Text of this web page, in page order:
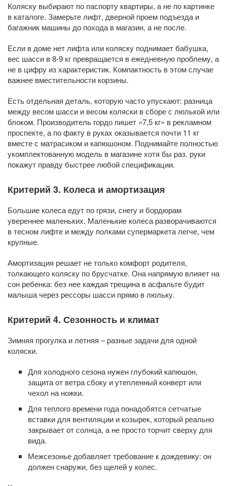
Коляску выбирают по паспорту квартиры, а не по картинке
в каталоге. Замерьте лифт, дверной проем подъезда и
багажник машины до похода в магазин, а не после.
Если в доме нет лифта или коляску поднимает бабушка,
вес шасси в 8-9 кг превращается в ежедневную проблему, а
не в цифру из характеристик. Компактность в этом случае
важнее вместительности корзины.
Есть отдельная деталь, которую часто упускают: разница
между весом шасси и весом коляски в сборе с люлькой или
блоком. Производитель гордо пишет «7,5 кг» в рекламном
проспекте, а по факту в руках оказывается почти 11 кг
вместе с матрасиком и капюшоном. Поднимайте полностью
укомплектованную модель в магазине хотя бы раз. руки
покажут правду быстрее любой спецификации.
Критерий 3. Колеса и амортизация
Большие колеса едут по грязи, снегу и бордюрам
увереннее маленьких. Маленькие колеса разворачиваются
в тесном лифте и между полками супермаркета легче, чем
крупные.
Амортизация решает не только комфорт родителя,
толкающего коляску по брусчатке. Она напрямую влияет на
сон ребенка: без нее каждая трещина в асфальте будит
малыша через рессоры шасси прямо в люльку.
Критерий 4. Сезонность и климат
Зимняя прогулка и летняя – разные задачи для одной
коляски.
Для холодного сезона нужен глубокий капюшон,
защита от ветра сбоку и утепленный конверт или
чехол на ножки.
Для теплого времени года понадобятся сетчатые
вставки для вентиляции и козырек, который реально
закрывает от солнца, а не просто торчит сверху для
вида.
Межсезонье добавляет требование к дождевику: он
должен снаружи, без щелей у колес.